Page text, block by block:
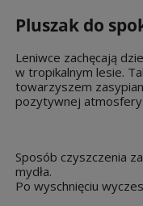
Pluszak do
Leniwce zachęcają
w tropikalnym lesie.
towarzyszem
pozytywnej atmosfery.
Sposób czyszczenia
mydła.
Po wyschnięciu